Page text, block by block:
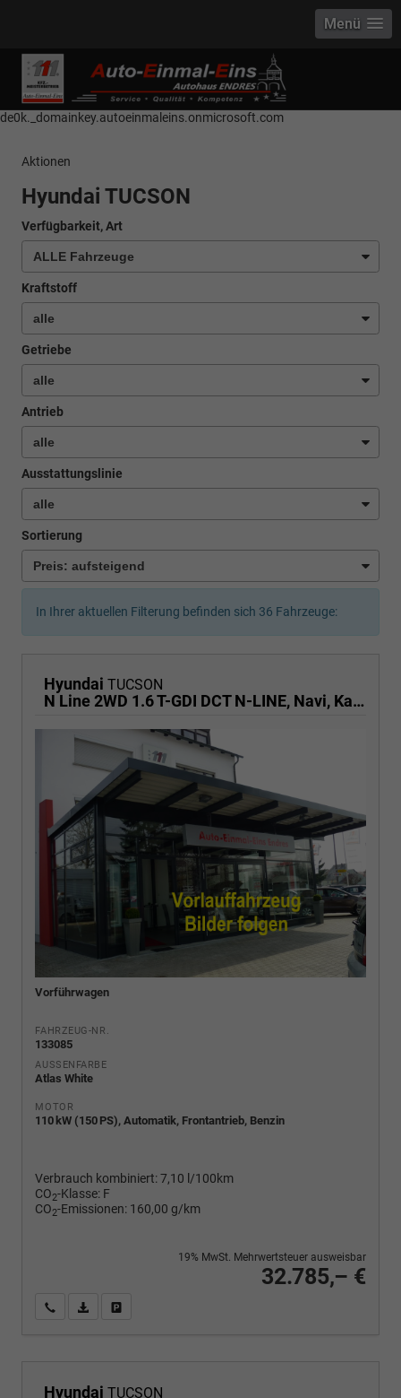
------------ Host Name : selector1._domainkey Points to address or value:
selector1-aee-de0k._domainkey.autoeinmaleins.onmicrosoft.com Host
Name : selector2._domainkey Points to address or value: selector2-aee-
de0k._domainkey.autoeinmaleins.onmicrosoft.com
Menü
Aktionen
Hyundai TUCSON
Verfügbarkeit, Art
Kraftstoff
Getriebe
Antrieb
Ausstattungslinie
Sortierung
In Ihrer aktuellen Filterung befinden sich 36 Fahrzeuge:
Hyundai TUCSON
N Line 2WD 1.6 T-GDI DCT N-LINE, Navi, Kamera, Side, Winter
Vorführwagen
FAHRZEUG-NR.
133085
AUSSENFARBE
Atlas White
MOTOR
110 kW (150 PS), Automatik, Frontantrieb, Benzin
Verbrauch kombiniert:7,10 l/100km
CO2-Klasse: F
CO2-Emissionen: 160,00 g/km
32.785,– €
19% MwSt. Mehrwertsteuer ausweisbar
Wir rufen Sie anPDF-Fahrzeugexposé drucken
Hyundai TUCSON